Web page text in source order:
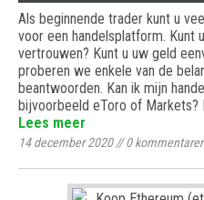
Als beginnende trader kunt u
voor een handelsplatform. Kunt
vertrouwen? Kunt u uw geld
proberen we enkele van de
beantwoorden. Kan ik mijn
bijvoorbeeld eToro of Markets?
Lees meer
14 december 2020//0kommentarer